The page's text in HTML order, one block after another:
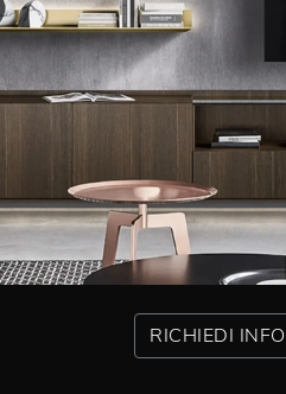
RICHIEDI